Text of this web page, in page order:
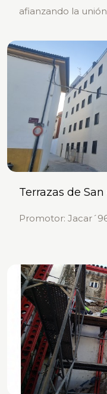
afianzando la
Terrazas de
Promotor: